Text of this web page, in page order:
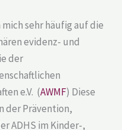
sehr häufig auf die
evidenz- und
der
e.V. (AWMF) Diese
der Prävention,
ADHS im Kinder-,